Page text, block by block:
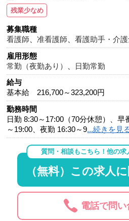
残業少なめ
募集職種
看護師 、准看護師 、看護助手・介
雇用形態
常勤（夜勤あり）
日勤常勤
給与
基本給 216,700～323,200円
勤務時間
日勤 8:30～17:00（70分休憩）、
～19:00、夜勤 16:30～9...続きを見
質問・相談もこちら！他の求
（無料）この求人
電話で問